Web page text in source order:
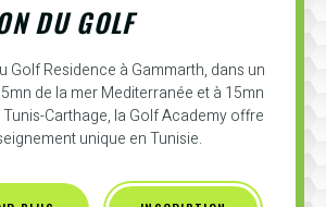
DU GOLF
Golf Residence à Gammarth, dans un
de la mer Mediterranée et à 15mn
Carthage, la Golf Academy offre
unique en Tunisie.